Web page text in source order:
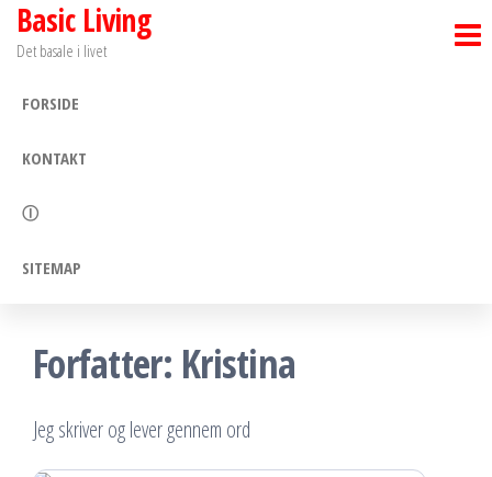
SkipBasic Living
Det basale i livet
FORSIDE
KONTAKT
Ⓘ
SITEMAP
Forfatter: Kristina
Jeg skriver og lever gennem ord